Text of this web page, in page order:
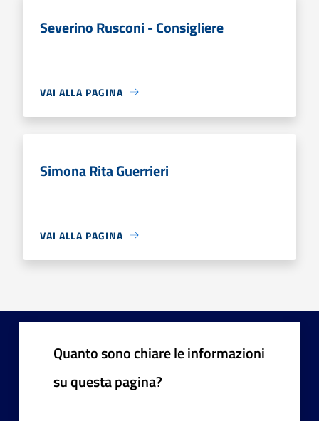
Severino Rusconi - Consigliere
VAI ALLA PAGINA
Simona Rita Guerrieri
VAI ALLA PAGINA
Quanto sono chiare le informazioni
su questa pagina?